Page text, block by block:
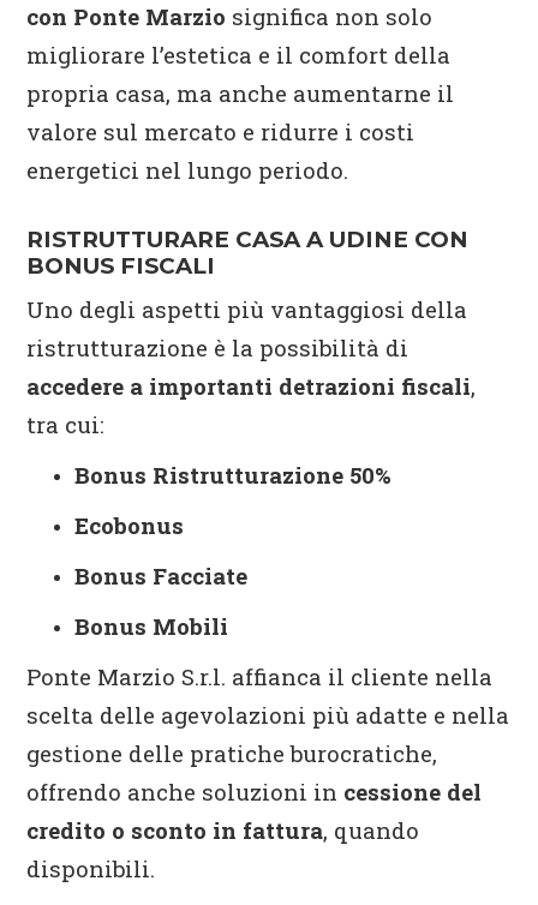
con Ponte Marzio significa non solo
migliorare l’estetica e il comfort della
propria casa, ma anche aumentarne il
valore sul mercato e ridurre i costi
energetici nel lungo periodo.
RISTRUTTURARE CASA A UDINE CON
BONUS FISCALI
Uno degli aspetti più vantaggiosi della
ristrutturazione è la possibilità di
accedere a importanti detrazioni fiscali,
tra cui:
Bonus Ristrutturazione 50%
Ecobonus
Bonus Facciate
Bonus Mobili
Ponte Marzio S.r.l. affianca il cliente nella
scelta delle agevolazioni più adatte e nella
gestione delle pratiche burocratiche,
offrendo anche soluzioni in cessione del
credito o sconto in fattura, quando
disponibili.